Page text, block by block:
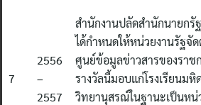
7
2556
–
2557
สำนักงานปลัดสำนักนายกรั
ได้กำหนดให้หน่วยงานรัฐจัด
ศูนย์ข้อมูลข่าวสารของราช
รางวัลนี้มอบแก่โรงเรียนมหิ
วิทยานุสรณ์ในฐานะเป็นหน่